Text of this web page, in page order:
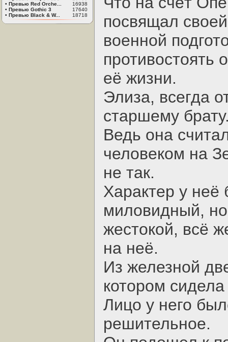
• Превью Red Orche...
16938
• Превью Gothic 3
17640
• Превью Black & W... 18718
посвящал
военной
противостоять
её жизни.
Элиза, всегда
старшему
Ведь она
человеком на
не так.
Характер у
миловидный,
жестокой, всё
на неё.
Из железной
котором
Лицо у него
решительное.